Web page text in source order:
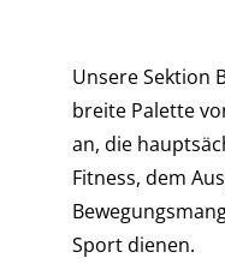
Unsere Sektion
breite Palette
an, die
Fitness, dem
Sport dienen.